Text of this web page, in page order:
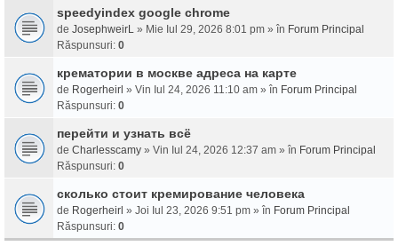
speedyindex google chrome
de JosephweirL » Mie Iul 29, 2026 8:01 pm » în Forum Principal
Răspunsuri: 0
крематории в москве адреса на карте
de Rogerheirl » Vin Iul 24, 2026 11:10 am » în Forum Principal
Răspunsuri: 0
перейти и узнать всё
de Charlesscamy » Vin Iul 24, 2026 12:37 am » în Forum Principal
Răspunsuri: 0
сколько стоит кремирование человека
de Rogerheirl » Joi Iul 23, 2026 9:51 pm » în Forum Principal
Răspunsuri: 0